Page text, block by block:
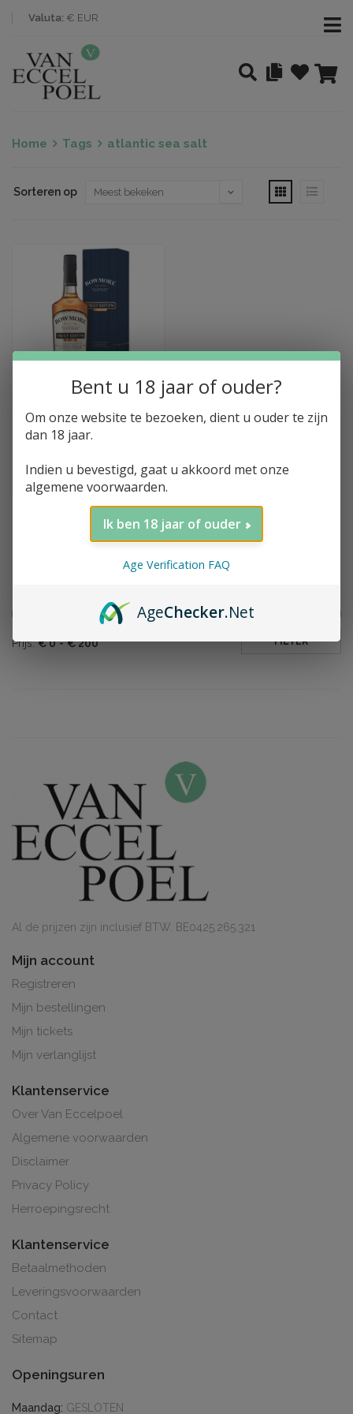
Valuta: € EUR
Home Tags atlantic sea salt
Sorteren op
Toevoegen aan winkelwagen
Bowmore, Vault
Edition, First Release,
€152,16
Prijs:€0 - €200 FILTER
Al de prijzen zijn inclusief BTW. BE0425.265.321
Mijn account
Registreren
Mijn bestellingen
Mijn tickets
Mijn verlanglijst
Klantenservice
Over Van Eccelpoel
Algemene voorwaarden
Disclaimer
Privacy Policy
Herroepingsrecht
Klantenservice
Betaalmethoden
Leveringsvoorwaarden
Contact
Sitemap
Openingsuren
Maandag: GESLOTEN
Bent u 18 jaar of ouder?
Om onze website te bezoeken, dient u ouder te zijn
dan 18 jaar.
Indien u bevestigd, gaat u akkoord met onze
algemene voorwaarden.
Ik ben 18 jaar of ouder
Age Verification FAQ
AgeChecker.Net